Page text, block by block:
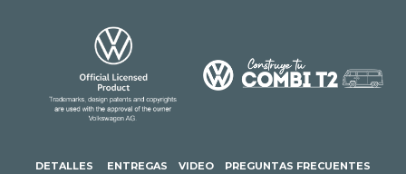
DETALLES ENTREGAS VIDEO PREGUNTAS FRECUENTES